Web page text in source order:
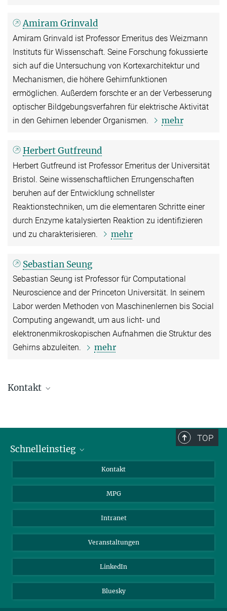
Amiram Grinvald
Amiram Grinvald ist Professor Emeritus des Weizmann
Instituts für Wissenschaft. Seine Forschung fokussierte
sich auf die Untersuchung von Kortexarchitektur und
Mechanismen, die höhere Gehirnfunktionen
ermöglichen. Außerdem forschte er an der Verbesserung
optischer Bildgebungsverfahren für elektrische Aktivität
in den Gehirnen lebender Organismen.
mehr
Herbert Gutfreund
Herbert Gutfreund ist Professor Emeritus der Universität
Bristol. Seine wissenschaftlichen Errungenschaften
beruhen auf der Entwicklung schnellster
Reaktionstechniken, um die elementaren Schritte einer
durch Enzyme katalysierten Reaktion zu identifizieren
und zu charakterisieren.
mehr
Sebastian Seung
Sebastian Seung ist Professor für Computational
Neuroscience and der Princeton Universität. In seinem
Labor werden Methoden von Maschinenlernen bis Social
Computing angewandt, um aus licht- und
elektronenmikroskopischen Aufnahmen die Struktur des
Gehirns abzuleiten.
mehr
Kontakt
TOP
Schnelleinstieg
Wissenschaftler*innen
Studierende
Bewerber*innen
Kontakt
MPG
Intranet
Veranstaltungen
LinkedIn
Bluesky